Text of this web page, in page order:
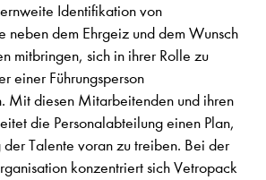
Identifikation von
dem Ehrgeiz und dem Wunsch
mitbringen, sich in ihrer Rolle zu
einer Führungsperson
Mit diesen Mitarbeitenden und ihren
die Personalabteilung einen Plan,
der Talente voran zu treiben. Bei der
konzentriert sich Vetropack